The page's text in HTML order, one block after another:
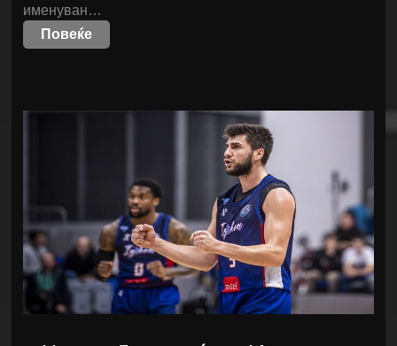
именуван…
Повеќе